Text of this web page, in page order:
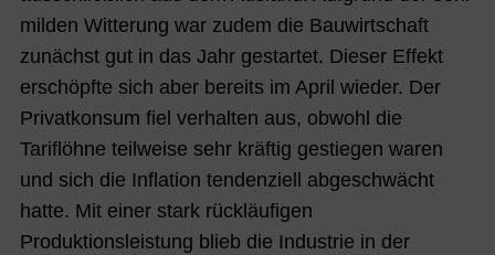
milden Witterung war zudem die Bauwirtschaft
zunächst gut in das Jahr gestartet. Dieser Effekt
erschöpfte sich aber bereits im April wieder. Der
Privatkonsum fiel verhalten aus, obwohl die
Tariflöhne teilweise sehr kräftig gestiegen waren
und sich die Inflation tendenziell abgeschwächt
hatte. Mit einer stark rückläufigen
Produktionsleistung blieb die Industrie in der